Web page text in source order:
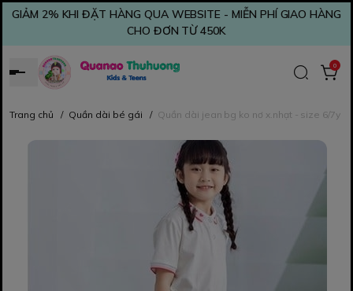
GIẢM 2% KHI ĐẶT HÀNG QUA WEBSITE - MIỄN PHÍ GIAO HÀNG
CHO ĐƠN TỪ 450K
0
Trang chủ / Quần dài bé gái / Quần dài jean bg ko nơ x.nhạt - size 6/7y